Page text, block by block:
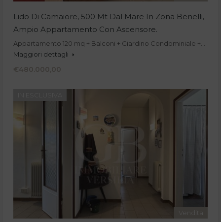
Lido Di Camaiore, 500 Mt Dal Mare In Zona Benelli,
Ampio Appartamento Con Ascensore.
Appartamento 120 mq + Balconi + Giardino Condominiale +…
Maggiori dettagli
€480.000,00
Vendita